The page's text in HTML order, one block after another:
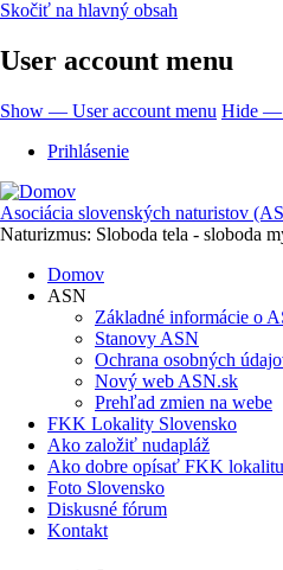
Skočiť na hlavný obsah
User account menu
Show — User account menu Hide —
Prihlásenie
Asociácia slovenských naturistov
Naturizmus: Sloboda tela - sloboda
Domov
ASN
Základné informácie o
Stanovy ASN
Ochrana osobných
Nový web ASN.sk
Prehľad zmien na webe
FKK Lokality Slovensko
Ako založiť nudapláž
Ako dobre opísať FKK lokalitu
Foto Slovensko
Diskusné fórum
Kontakt